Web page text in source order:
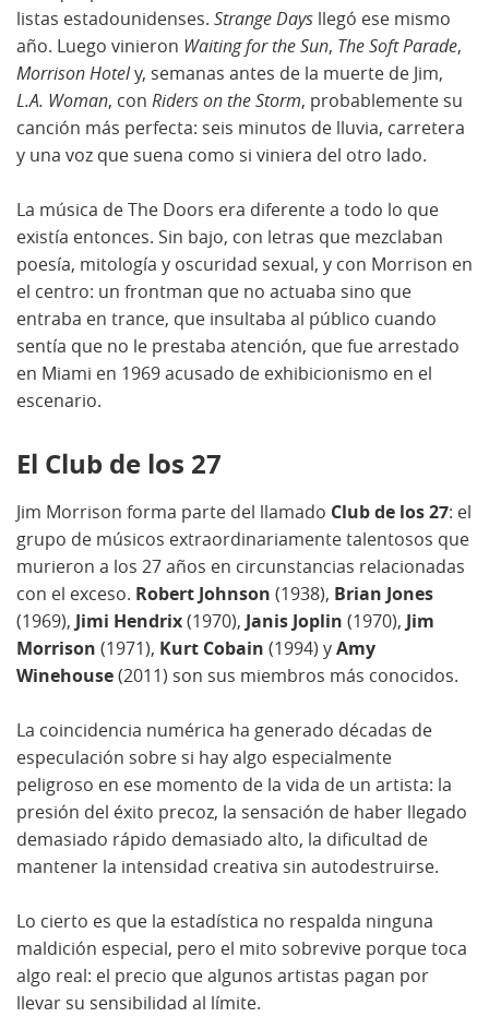
listas estadounidenses. Strange Days llegó ese mismo
año. Luego vinieron Waiting for the Sun, The Soft Parade,
Morrison Hotely, semanas antes de la muerte de Jim,
L.A. Woman, con Riders on the Storm, probablemente su
canción más perfecta: seis minutos de lluvia, carretera
y una voz que suena como si viniera del otro lado.
La música de The Doors era diferente a todo lo que
existía entonces. Sin bajo, con letras que mezclaban
poesía, mitología y oscuridad sexual, y con Morrison en
el centro: un frontman que no actuaba sino que
entraba en trance, que insultaba al público cuando
sentía que no le prestaba atención, que fue arrestado
en Miami en 1969 acusado de exhibicionismo en el
escenario.
El Club de los 27
Jim Morrison forma parte del llamado Club de los 27: el
grupo de músicos extraordinariamente talentosos que
murieron a los 27 años en circunstancias relacionadas
con el exceso. Robert Johnson (1938), Brian Jones
(1969), Jimi Hendrix(1970), Janis Joplin (1970), Jim
Morrison (1971), Kurt Cobain (1994) yAmy
Winehouse(2011) son sus miembros más conocidos.
La coincidencia numérica ha generado décadas de
especulación sobre si hay algo especialmente
peligroso en ese momento de la vida de un artista: la
presión del éxito precoz, la sensación de haber llegado
demasiado rápido demasiado alto, la dificultad de
mantener la intensidad creativa sin autodestruirse.
Lo cierto es que la estadística no respalda ninguna
maldición especial, pero el mito sobrevive porque toca
algo real: el precio que algunos artistas pagan por
llevar su sensibilidad al límite.